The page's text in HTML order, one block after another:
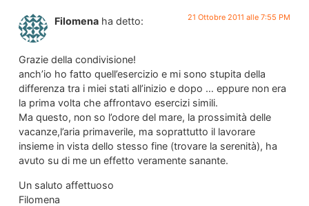
Filomena ha detto: 21 Ottobre 2011 alle 7:55 PM
Grazie della condivisione!
anch’io ho fatto quell’esercizio e mi sono stupita della
differenza tra i miei stati all’inizio e dopo … eppure non era
la prima volta che affrontavo esercizi simili.
Ma questo, non so l’odore del mare, la prossimità delle
vacanze,l’aria primaverile, ma soprattutto il lavorare
insieme in vista dello stesso fine (trovare la serenità), ha
avuto su di me un effetto veramente sanante.
Un saluto affettuoso
Filomena